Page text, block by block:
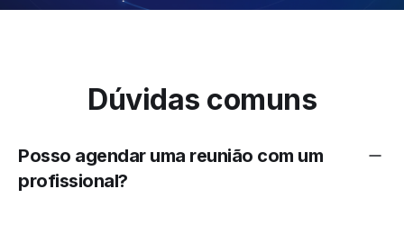
Dúvidas comuns
Posso agendar uma reunião com um
profissional?